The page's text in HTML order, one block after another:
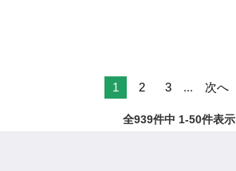
1 2 3 ... 次へ
全939件中 1-50件表示